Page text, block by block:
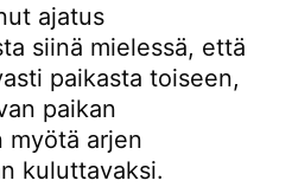
ajatus
siinä mielessä, että
paikasta toiseen,
paikan
myötä arjen
kuluttavaksi.